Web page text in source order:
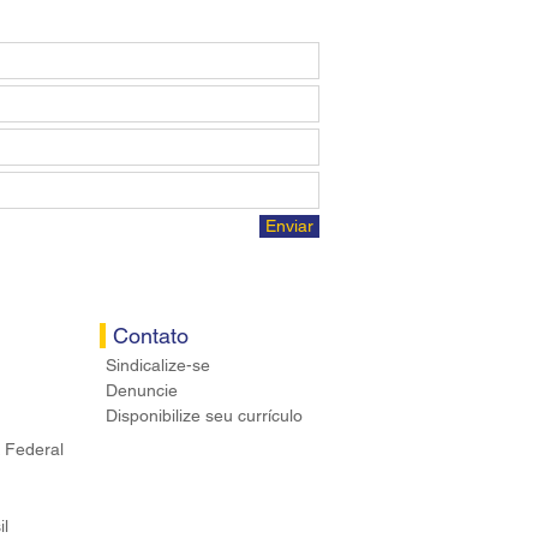
Enviar
Federal
Contato
Sindicalize-se
Denuncie
Disponibilize seu currículo